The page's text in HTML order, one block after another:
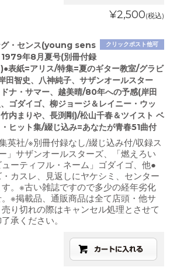
¥2,500(税込)
クリックポスト他可
グ・センス(young sens
年8月夏号(別冊付録
表紙=アリス/特集=夏のギター教室/グラビ
田智史、八神純子、サザンオールスター
ナ・サマー、越美晴/80年への予感(岸田
ゴダイゴ、柳ジョージ＆レイニー・ウッ
竹内まりや、長渕剛)/松山千春＆ツイスト ベ
ヒット集/綴じ込み=あなたが青春51曲付
英社/※別冊付録なし/綴じ込み付/収録ス
」サザンオールスターズ、「燃えろい
ーティフル・ネーム」ゴダイゴ、他●
カスレ、見返しにヤケシミ、センター
。※古い雑誌ですので多少の経年劣化
※掲載品、通販商品は全て店頭・他サ
り切れの際はキャンセル処理とさせて
承ください。